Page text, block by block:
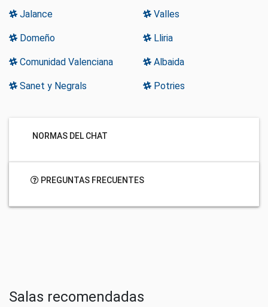
Jalance Valles
Domeño Lliria
Comunidad Valenciana Albaida
Sanet y Negrals Potries
NORMAS DEL CHAT
PREGUNTAS FRECUENTES
Salas recomendadas